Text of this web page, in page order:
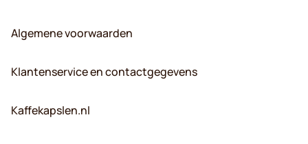
Algemene voorwaarden
Klantenservice en contactgegevens
Kaffekapslen.nl